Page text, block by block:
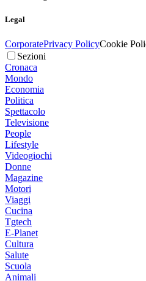
Legal
CorporatePrivacy PolicyCookie
Sezioni
Cronaca
Mondo
Economia
Politica
Spettacolo
Televisione
People
Lifestyle
Videogiochi
Donne
Magazine
Motori
Viaggi
Cucina
Tgtech
E-Planet
Cultura
Salute
Scuola
Animali